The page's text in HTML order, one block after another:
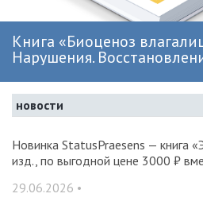
Книга «Биоценоз
Нарушения.
новости
Новинка StatusPraesens — книга
изд., по выгодной цене 3000 ₽
29.06.2026 •